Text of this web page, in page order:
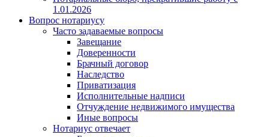
1.01.2026
Вопрос нотариусу
Часто задаваемые вопросы
Завещание
Доверенности
Брачный договор
Наследство
Приватизация
Исполнительные надписи
Отчуждение недвижимого имущества
Иные вопросы
Нотариус отвечает